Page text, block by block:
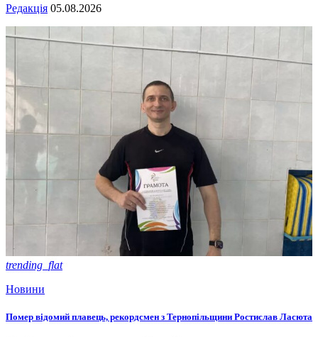
Редакція 05.08.2026
trending_flat
Новини
Помер відомий плавець, рекордсмен з Тернопільщини Ростислав Ласюта